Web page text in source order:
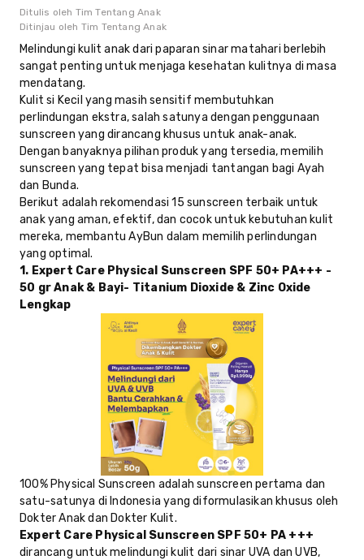
Ditulis oleh Tim Tentang Anak
Ditinjau oleh Tim Tentang Anak
Melindungi kulit anak dari paparan sinar matahari berlebih
sangat penting untuk menjaga kesehatan kulitnya di masa
mendatang.
Kulit si Kecil yang masih sensitif membutuhkan
perlindungan ekstra, salah satunya dengan penggunaan
sunscreen yang dirancang khusus untuk anak-anak.
Dengan banyaknya pilihan produk yang tersedia, memilih
sunscreen yang tepat bisa menjadi tantangan bagi Ayah
dan Bunda.
Berikut adalah rekomendasi 15 sunscreen terbaik untuk
anak yang aman, efektif, dan cocok untuk kebutuhan kulit
mereka, membantu AyBun dalam memilih perlindungan
yang optimal.
1. Expert Care Physical Sunscreen SPF 50+ PA+++ -
50 gr Anak & Bayi- Titanium Dioxide & Zinc Oxide
Lengkap
100% Physical Sunscreen adalah sunscreen pertama dan
satu-satunya di Indonesia yang diformulasikan khusus oleh
Dokter Anak dan Dokter Kulit.
Expert Care Physical Sunscreen SPF 50+ PA +++
dirancang untuk melindungi kulit dari sinar UVA dan UVB,